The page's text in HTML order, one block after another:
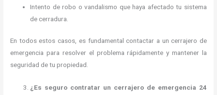
Intento de robo o vandalismo que haya afectado tu sistema
de cerradura.
En todos estos casos, es fundamental contactar a un cerrajero de
emergencia para resolver el problema rápidamente y mantener la
seguridad de tu propiedad.
¿Es seguro contratar un cerrajero de emergencia 24